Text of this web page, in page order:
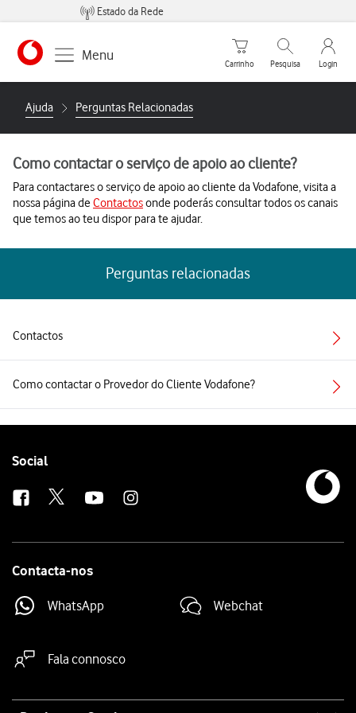
Estado da Rede
https://www.vodafone.pt
Menu
Carrinho de compras
Carrinho
Pesquisar
Pesquisa
My
Login
Ajuda Perguntas Relacionadas
Como contactar o serviço de apoio ao cliente?
Para contactares o serviço de apoio ao cliente da Vodafone, visita a
nossa página deContactosonde poderás consultar todos os canais
que temos ao teu dispor para te ajudar.
Perguntas relacionadas
Contactos
Como contactar o Provedor do Cliente Vodafone?
Follow
Social
Contacta-nos
WhatsApp Webchat
Fala connosco